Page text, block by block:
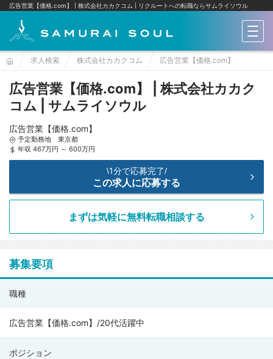
広告営業【価格.com】 | 株式会社カカクコム リクルートへの転職ならサムライソウル
メ
求人検索 株式会社カカクコム 広告営業【価格.com】
広告営業【価格.com】 | 株式会社カカク
コム | サムライソウル
広告営業【価格.com】
予定勤務地 東京都
年収 467万円 ～ 600万円
まずは気軽に無料転職相談する
\1分で応募完了/
この求人に応募する
募集要項
社
職種
広告営業【価格.com】/20代活躍中
ポジション